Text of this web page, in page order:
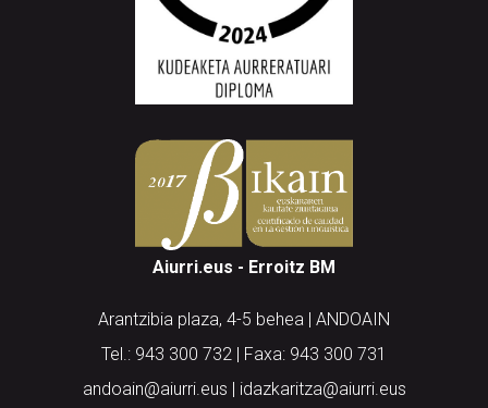
Aiurri.eus - Erroitz BM
Arantzibia plaza, 4-5 behea | ANDOAIN
Tel.: 943 300 732 | Faxa: 943 300 731
andoain@aiurri.eus | idazkaritza@aiurri.eus